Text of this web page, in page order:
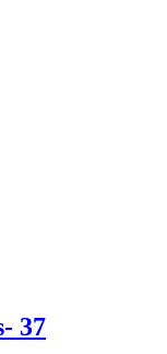
37